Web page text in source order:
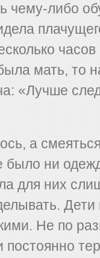
либо
мать, то
«Лучше
а
было ни
для них
Дети
Не по